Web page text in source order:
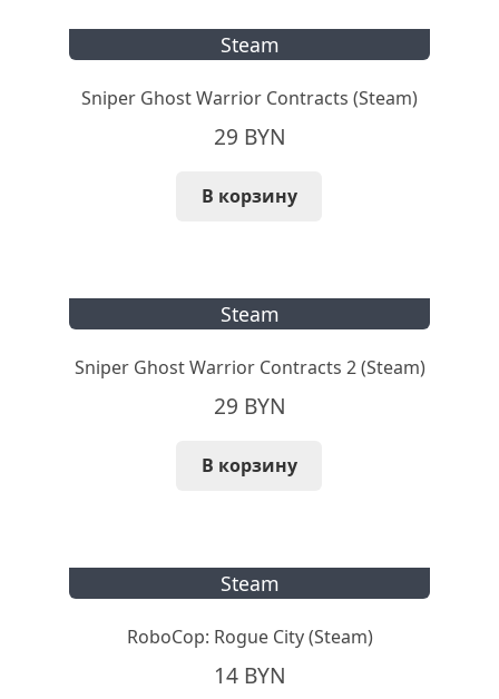
Steam
Sniper Ghost Warrior Contracts (Steam)
29 BYN
В корзину
Steam
Sniper Ghost Warrior Contracts 2 (Steam)
29 BYN
В корзину
Steam
RoboCop: Rogue City (Steam)
14 BYN